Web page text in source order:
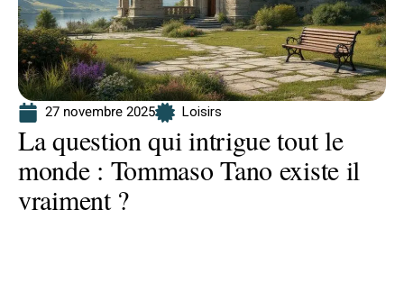
27 novembre 2025 Loisirs
La question qui intrigue tout le
monde : Tommaso Tano existe il
vraiment ?